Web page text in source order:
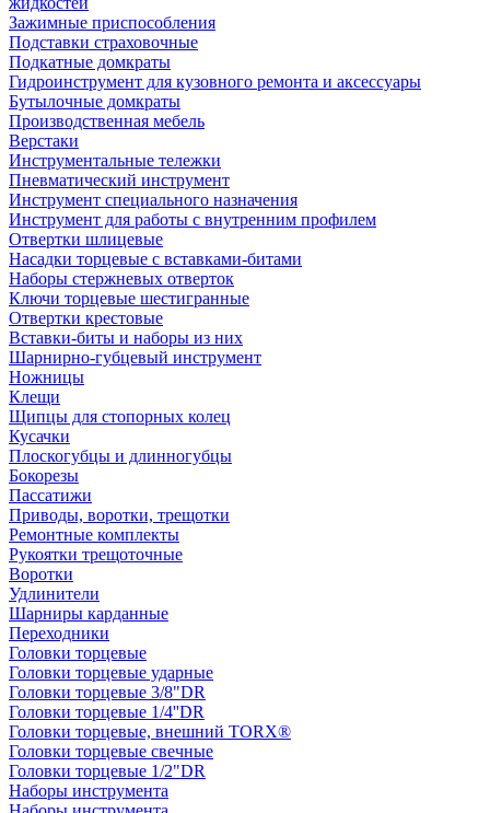
Зажимные приспособления
Подставки страховочные
Подкатные домкраты
Гидроинструмент для кузовного ремонта и аксессуары
Бутылочные домкраты
Производственная мебель
Верстаки
Инструментальные тележки
Пневматический инструмент
Инструмент специального назначения
Инструмент для работы с внутренним профилем
Отвертки шлицевые
Насадки торцевые с вставками-битами
Наборы стержневых отверток
Ключи торцевые шестигранные
Отвертки крестовые
Вставки-биты и наборы из них
Шарнирно-губцевый инструмент
Ножницы
Клещи
Щипцы для стопорных колец
Кусачки
Плоскогубцы и длинногубцы
Бокорезы
Пассатижи
Приводы, воротки, трещотки
Ремонтные комплекты
Рукоятки трещоточные
Воротки
Удлинители
Шарниры карданные
Переходники
Головки торцевые
Головки торцевые ударные
Головки торцевые 3/8"DR
Головки торцевые 1/4''DR
Головки торцевые, внешний TORX®
Головки торцевые свечные
Головки торцевые 1/2"DR
Наборы инструмента